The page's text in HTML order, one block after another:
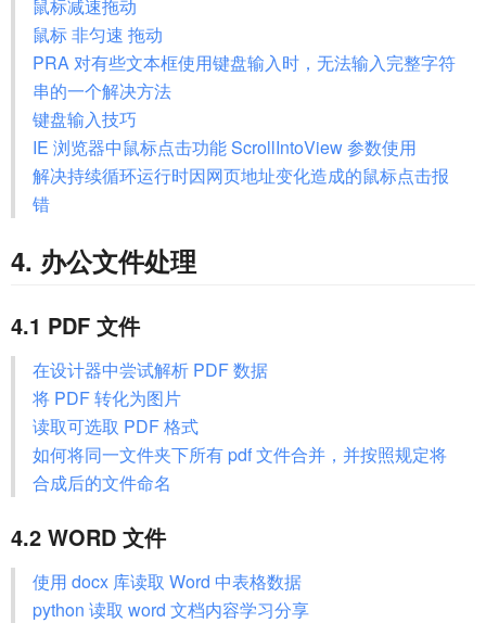
鼠标减速拖动
鼠标 非匀速 拖动
PRA 对有些文本框使用键盘输入时，无法输入完整字符
串的一个解决方法
键盘输入技巧
IE 浏览器中鼠标点击功能 ScrollIntoView 参数使用
解决持续循环运行时因网页地址变化造成的鼠标点击报
错
4. 办公文件处理
4.1 PDF 文件
在设计器中尝试解析 PDF 数据
将 PDF 转化为图片
读取可选取 PDF 格式
如何将同一文件夹下所有 pdf 文件合并，并按照规定将
合成后的文件命名
4.2 WORD 文件
使用 docx 库读取 Word 中表格数据
python 读取 word 文档内容学习分享